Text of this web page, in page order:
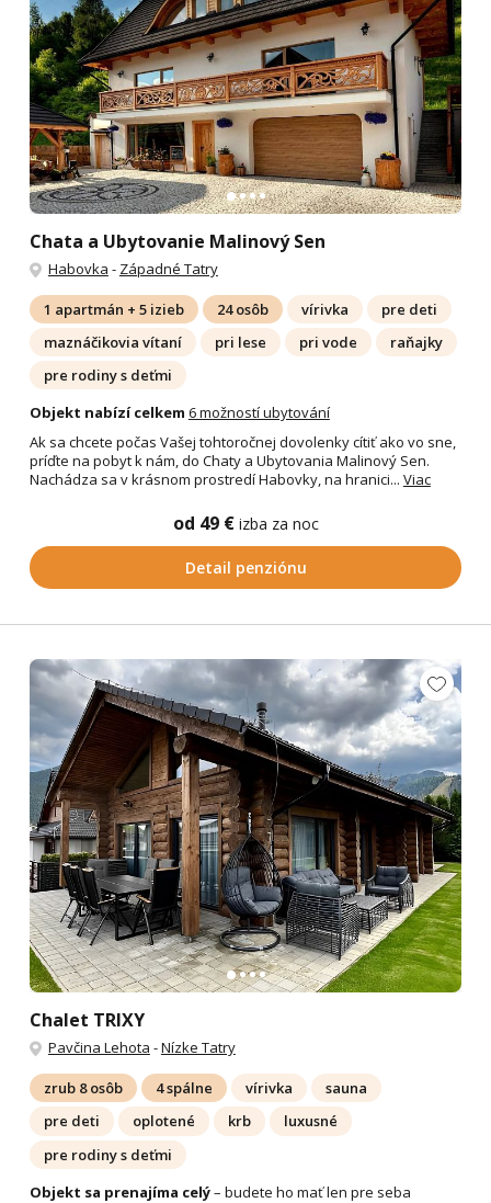
Chata a Ubytovanie Malinový Sen
Habovka - Západné Tatry
1 apartmán + 5 izieb 24 osôb vírivka
pre deti
maznáčikovia vítaní
pri lese pri vode
raňajky
pre rodiny s deťmi
Objekt nabízí celkem 6 možností ubytování
Ak sa chcete počas Vašej tohtoročnej dovolenky cítiť ako vo sne,
príďte na pobyt k nám, do Chaty a Ubytovania Malinový Sen.
Nachádza sa v krásnom prostredí Habovky, na hranici... Viac
od 49 € izba za noc
Detail penziónu
Chalet TRIXY
Pavčina Lehota -Nízke Tatry
zrub 8 osôb 4 spálne vírivka
sauna
pre deti
oplotené krb
luxusné
pre rodiny s deťmi
Objekt sa prenajíma celý– budete ho mať len pre seba